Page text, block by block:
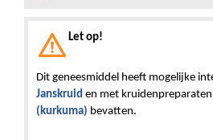
Let op!
Dit geneesmiddel heeft mogelijke
Janskruid en met
(kurkuma) bevatten.